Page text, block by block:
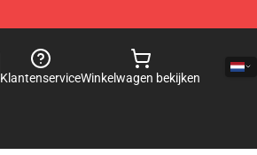
KlantenserviceWinkelwagen bekijken